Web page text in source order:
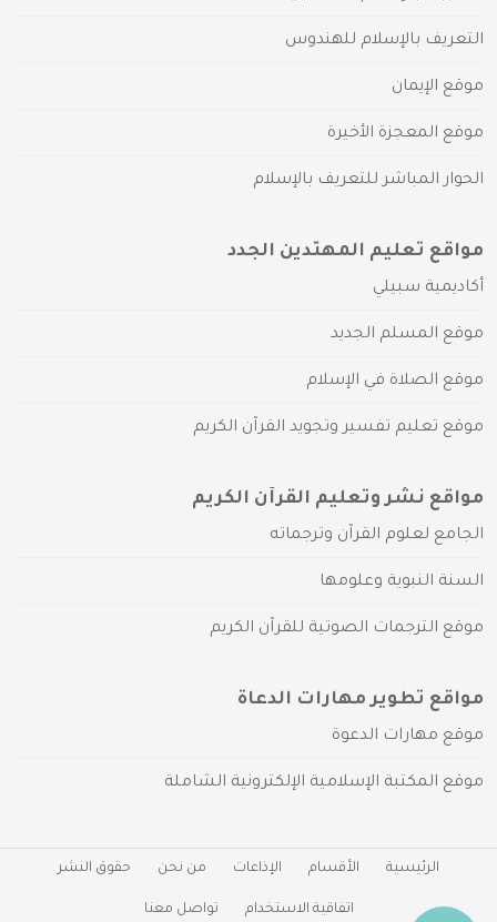
التعريف بالإسلام للهندوس
موقع الإيمان
موقع المعجزة الأخيرة
الحوار المباشر للتعريف بالإسلام
مواقع تعليم المهتدين الجدد
أكاديمية سبيلي
موقع المسلم الجديد
موقع الصلاة في الإسلام
موقع تعليم تفسير وتجويد القرآن الكريم
مواقع نشر وتعليم القرآن الكريم
الجامع لعلوم القرآن وترجماته
السنة النبوية وعلومها
موقع الترجمات الصوتية للقرآن الكريم
مواقع تطوير مهارات الدعاة
موقع مهارات الدعوة
موقع المكتبة الإسلامية الإلكترونية الشاملة
الرئيسية الأقسام الإذاعات من نحن حقوق النشر
اتفاقية الاستخدام تواصل معنا